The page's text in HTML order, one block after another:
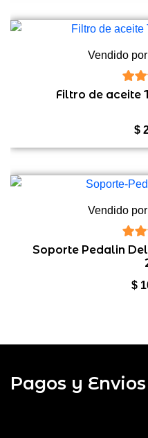
Vendido
5
Filtro de aceite
$
Vendido
5
Soporte Pedalin
$
Pagos y Envios